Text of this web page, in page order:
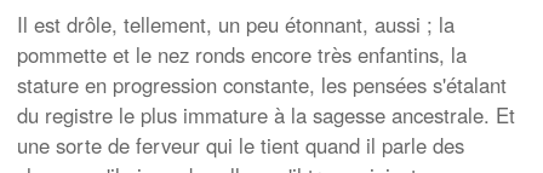
Il est drôle, tellement, un peu étonnant, aussi ; la
pommette et le nez ronds encore très enfantins, la
stature en progression constante, les pensées s'étalant
du registre le plus immature à la sagesse ancestrale. Et
une sorte de ferveur qui le tient quand il parle des